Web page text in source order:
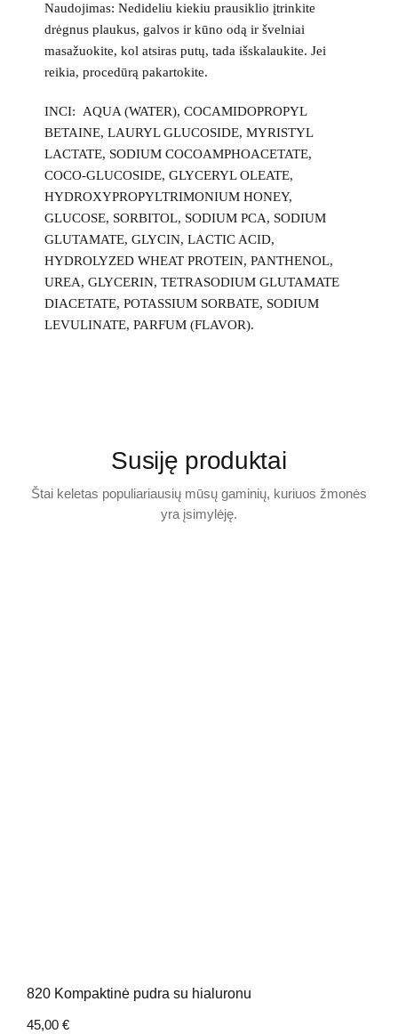
Naudojimas: Nedideliu kiekiu prausiklio įtrinkite
drėgnus plaukus, galvos ir kūno odą ir švelniai
masažuokite, kol atsiras putų, tada išskalaukite. Jei
reikia, procedūrą pakartokite.
INCI:
AQUA (WATER), COCAMIDOPROPYL
BETAINE, LAURYL GLUCOSIDE, MYRISTYL
LACTATE, SODIUM COCOAMPHOACETATE,
COCO-GLUCOSIDE, GLYCERYL OLEATE,
HYDROXYPROPYLTRIMONIUM HONEY,
GLUCOSE, SORBITOL, SODIUM PCA, SODIUM
GLUTAMATE, GLYCIN, LACTIC ACID,
HYDROLYZED WHEAT PROTEIN, PANTHENOL,
UREA, GLYCERIN, TETRASODIUM GLUTAMATE
DIACETATE, POTASSIUM SORBATE, SODIUM
LEVULINATE, PARFUM (FLAVOR).
Susiję produktai
Štai keletas populiariausių mūsų gaminių, kuriuos žmonės
yra įsimylėję.
820 Kompaktinė pudra su hialuronu
45,00 €